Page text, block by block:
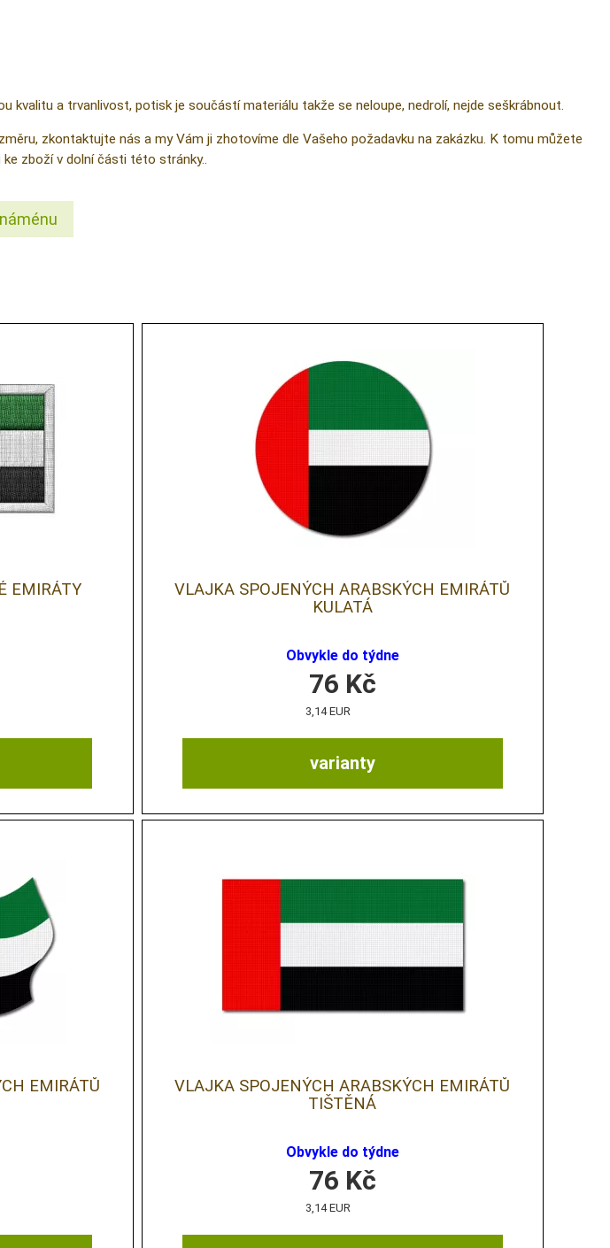
kvalitu a trvanlivost, potisk je součástí materiálu takže se neloupe, nedrolí, nejde seškrábnout.
zkontaktujte nás a my Vám ji zhotovíme dle Vašeho požadavku na zakázku. K tomu můžete
ke zboží v dolní části této stránky..
EMIRÁTY
VLAJKA SPOJENÝCH ARABSKÝCH EMIRÁTŮ
KULATÁ
Obvykle do týdne
varianty
76 Kč
3,14 EUR
EMIRÁTŮ
VLAJKA SPOJENÝCH ARABSKÝCH EMIRÁTŮ
TIŠTĚNÁ
Obvykle do týdne
76 Kč
3,14 EUR